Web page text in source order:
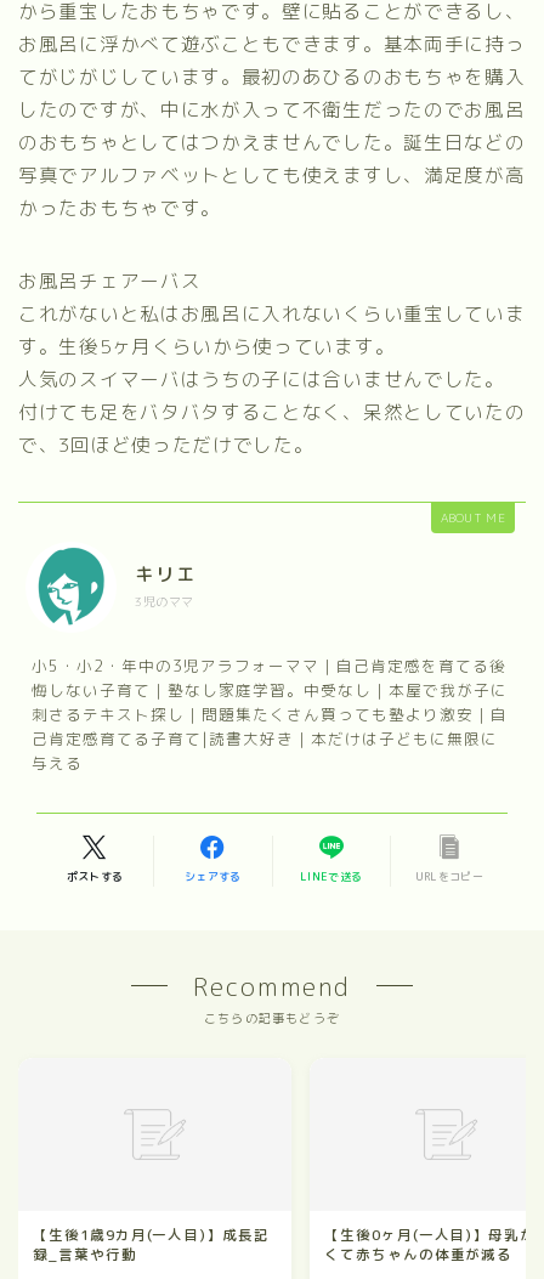
から重宝したおもちゃです。壁に貼ることができるし、
お風呂に浮かべて遊ぶこともできます。基本両手に持っ
てがじがじしています。最初のあひるのおもちゃを購入
したのですが、中に水が入って不衛生だったのでお風呂
のおもちゃとしてはつかえませんでした。誕生日などの
写真でアルファベットとしても使えますし、満足度が高
かったおもちゃです。
お風呂チェアーバス
これがないと私はお風呂に入れないくらい重宝していま
す。生後5ヶ月くらいから使っています。
人気のスイマーバはうちの子には合いませんでした。
付けても足をバタバタすることなく、呆然としていたの
で、3回ほど使っただけでした。
ABOUT ME
キリエ
3児のママ
小5・小2・年中の3児アラフォーママ｜自己肯定感を育てる後
悔しない子育て｜塾なし家庭学習。中受なし｜本屋で我が子に
刺さるテキスト探し｜問題集たくさん買っても塾より激安｜自
己肯定感育てる子育て|読書大好き｜本だけは子どもに無限に
与える
ポストする シェアする LINEで送る URLをコピー
Recommend
こちらの記事もどうぞ
【生後1歳9カ月(一人目)】成長記
録_言葉や行動
【生後0ヶ月(一人目)】母乳が
くて赤ちゃんの体重が減る